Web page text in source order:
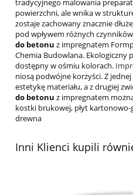
tradycyjnego malowania
powierzchni, ale wnika w
zostaje zachowany znacznie
pod wpływem różnych
do betonu z impregnatem
Chemia Budowlana. Ekologiczny
dostępny w ośmiu kolorach.
niosą podwójne korzyści. Z
estetykę materiału, a z drugiej
do betonu z impregnatem
kostki brukowej, płyt
drewna
Inni Klienci kupili